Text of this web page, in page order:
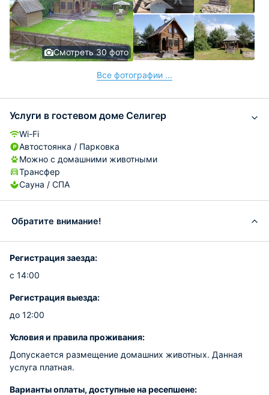
Смотреть 30 фото
Все фотографии ...
Услуги в гостевом доме Селигер
Wi-Fi
Автостоянка / Парковка
Можно с домашними животными
Трансфер
Сауна / СПА
Обратите внимание!
Регистрация заезда:
с 14:00
Регистрация выезда:
до 12:00
Условия и правила проживания:
Допускается размещение домашних животных. Данная
услуга платная.
Варианты оплаты, доступные на ресепшене: